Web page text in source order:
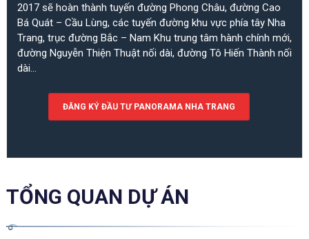
2017 sẽ hoàn thành tuyến đường Phong Châu, đường Cao
Bá Quát – Cầu Lùng, các tuyến đường khu vực phía tây Nha
Trang, trục đường Bắc – Nam Khu trung tâm hành chính mới,
đường Nguyễn Thiện Thuật nối dài, đường Tô Hiến Thành nối
dài…
ĐĂNG KÝ ĐẦU TƯ PANORAMA NHA TRANG
TỔNG QUAN DỰ ÁN